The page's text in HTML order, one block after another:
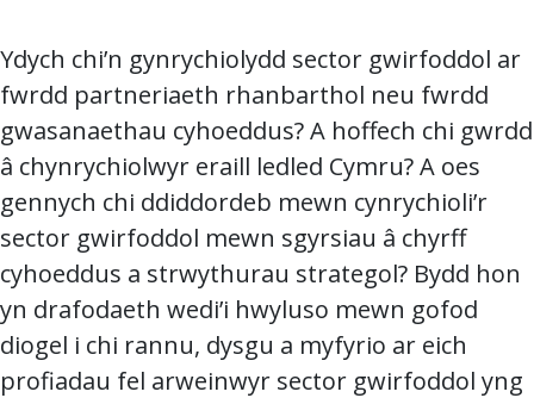
Ydych chi’n gynrychiolydd sector gwirfoddol ar
fwrdd partneriaeth rhanbarthol neu fwrdd
gwasanaethau cyhoeddus? A hoffech chi gwrdd
â chynrychiolwyr eraill ledled Cymru? A oes
gennych chi ddiddordeb mewn cynrychioli’r
sector gwirfoddol mewn sgyrsiau â chyrff
cyhoeddus a strwythurau strategol? Bydd hon
yn drafodaeth wedi’i hwyluso mewn gofod
diogel i chi rannu, dysgu a myfyrio ar eich
profiadau fel arweinwyr sector gwirfoddol yng